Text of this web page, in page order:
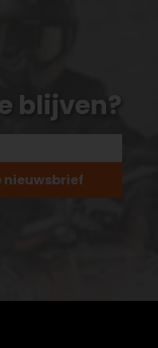
blijven?
nieuwsbrief